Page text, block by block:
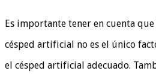
Es importante tener en cuenta
césped artificial no es el único
el césped artificial adecuado.